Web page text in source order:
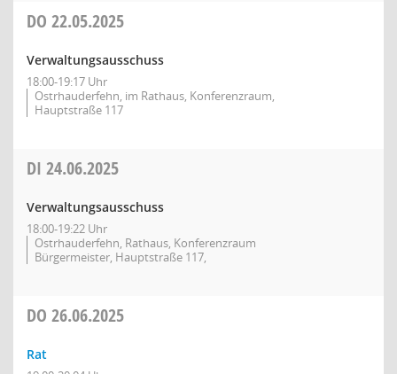
DO 22.05.2025
Verwaltungsausschuss
18:00-19:17 Uhr
Ostrhauderfehn, im Rathaus, Konferenzraum,
Hauptstraße 117
DI 24.06.2025
Verwaltungsausschuss
18:00-19:22 Uhr
Ostrhauderfehn, Rathaus, Konferenzraum
Bürgermeister, Hauptstraße 117,
DO 26.06.2025
Rat